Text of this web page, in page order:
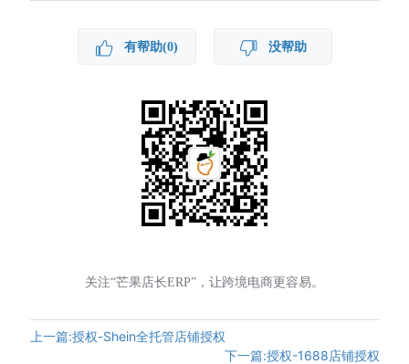
有帮助(0) 没帮助
关注“芒果店长ERP”，让跨境电商更容易。
上一篇:授权-Shein全托管店铺授权
下一篇:授权-1688店铺授权